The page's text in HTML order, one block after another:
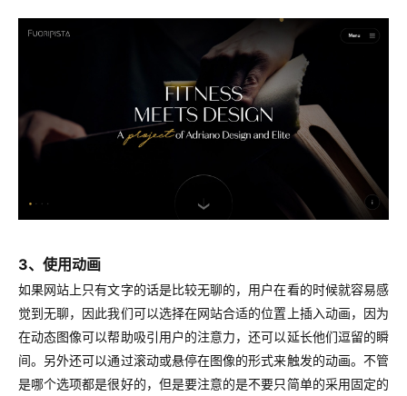
3、使用动画
如果网站上只有文字的话是比较无聊的，用户在看的时候就容易感
觉到无聊，因此我们可以选择在网站合适的位置上插入动画，因为
在动态图像可以帮助吸引用户的注意力，还可以延长他们逗留的瞬
间。另外还可以通过滚动或悬停在图像的形式来触发的动画。不管
是哪个选项都是很好的，但是要注意的是不要只简单的采用固定的